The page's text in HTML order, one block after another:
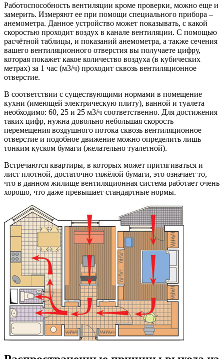
Работоспособность вентиляции кроме проверки, можно еще и
замерить. Измеряют ее при помощи специального прибора –
анемометра. Данное устройство может показывать, с какой
скоростью проходит воздух в канале вентиляции. С помощью
расчётной таблицы, и показаний анемометра, а также сечения
вашего вентиляционного отверстия вы получаете цифру,
которая покажет какое количество воздуха (в кубических
метрах) за 1 час (м3/ч) проходит сквозь вентиляционное
отверстие.
В соответствии с существующими нормами в помещение
кухни (имеющей электрическую плиту), ванной и туалета
необходимо: 60, 25 и 25 м3/ч соответственно. Для достижения
таких цифр, нужна довольно небольшая скорость
перемещения воздушного потока сквозь вентиляционное
отверстие и подобное движение можно определить лишь
тонким куском бумаги (желательно туалетной).
Встречаются квартиры, в которых может притягиваться и
лист плотной, достаточно тяжёлой бумаги, это означает то,
что в данном жилище вентиляционная система работает очень
хорошо, что даже превышает стандартные нормы.